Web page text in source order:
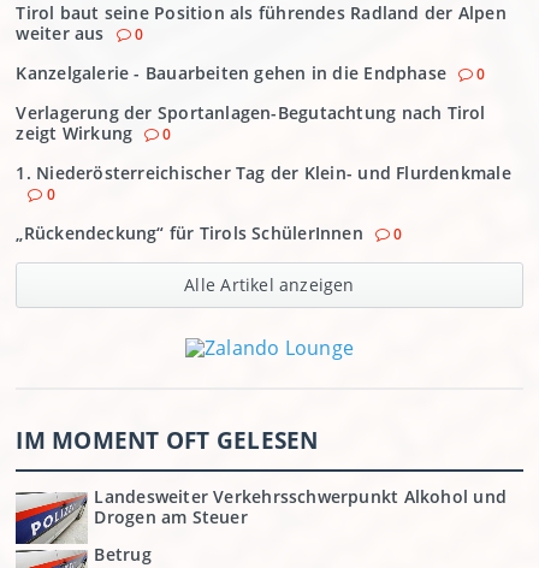
Tirol baut seine Position als führendes Radland der Alpen
weiter aus
0
Kanzelgalerie - Bauarbeiten gehen in die Endphase 0
Verlagerung der Sportanlagen-Begutachtung nach Tirol
zeigt Wirkung
0
1. Niederösterreichischer Tag der Klein- und Flurdenkmale
0
„Rückendeckung“ für Tirols SchülerInnen 0
Alle Artikel anzeigen
IM MOMENT OFT GELESEN
Landesweiter Verkehrsschwerpunkt Alkohol und
Drogen am Steuer
Betrug